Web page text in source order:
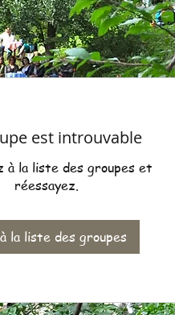
est introuvable
à la liste des groupes et
réessayez.
la liste des groupes